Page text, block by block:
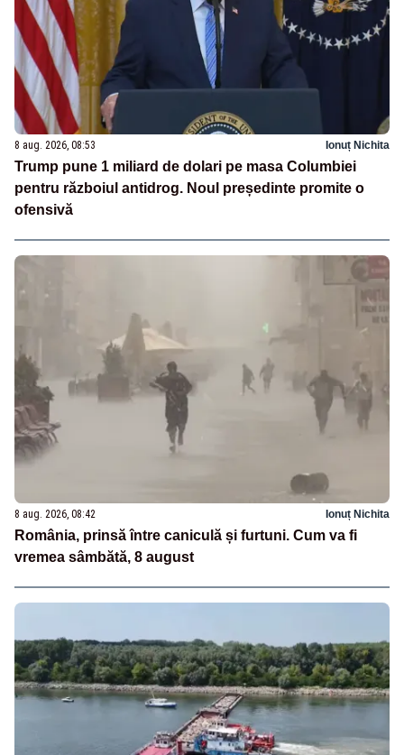
8 aug. 2026, 08:53 Ionuț Nichita
Trump pune 1 miliard de dolari pe masa Columbiei
pentru războiul antidrog. Noul președinte promite o
ofensivă
8 aug. 2026, 08:42 Ionuț Nichita
România, prinsă între caniculă și furtuni. Cum va fi
vremea sâmbătă, 8 august